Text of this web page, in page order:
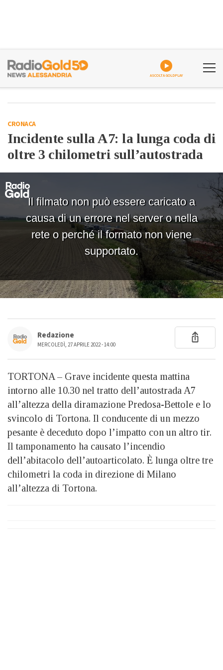
ASCOLTA GOLDPLAY
CRONACA
Incidente sulla A7: la lunga coda di
oltre 3 chilometri sull’autostrada
Redazione
MERCOLEDÌ, 27 APRILE 2022 - 14:00
TORTONA – Grave incidente questa mattina
intorno alle 10.30 nel tratto dell’autostrada A7
all’altezza della diramazione Predosa-Bettole e lo
svincolo di Tortona. Il conducente di un mezzo
pesante è deceduto dopo l’impatto con un altro tir.
Il tamponamento ha causato l’incendio
dell’abitacolo dell’autoarticolato. È lunga oltre tre
chilometri la coda in direzione di Milano
all’altezza di Tortona.